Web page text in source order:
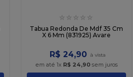
☆ ☆ ☆ ☆ ☆
Tabua Redonda De Mdf 35 Cm
X 6 Mm (831925) Avare
R$ 24,90
em até 1x R$ 24,90 sem juros